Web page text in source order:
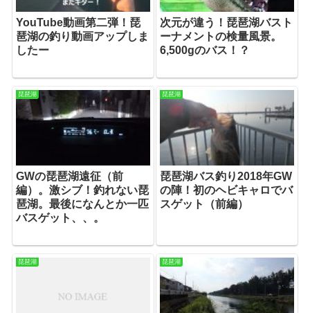
YouTube動画第二弾！琵
琶湖の釣り動画アップしま
したー
次元が違う！琵琶湖バスト
ーナメントの検量風景。
6,500gのバス！？
琵琶湖
GWの琵琶湖遠征（前
編）。激シブ！釣れない琵
琶湖。最後になんとか一匹
バスゲット、、。
琵琶湖
琵琶湖バス釣り2018年GW
の陣！初のヘビキャロでバ
スゲット（前編）
琵琶湖 琵琶湖